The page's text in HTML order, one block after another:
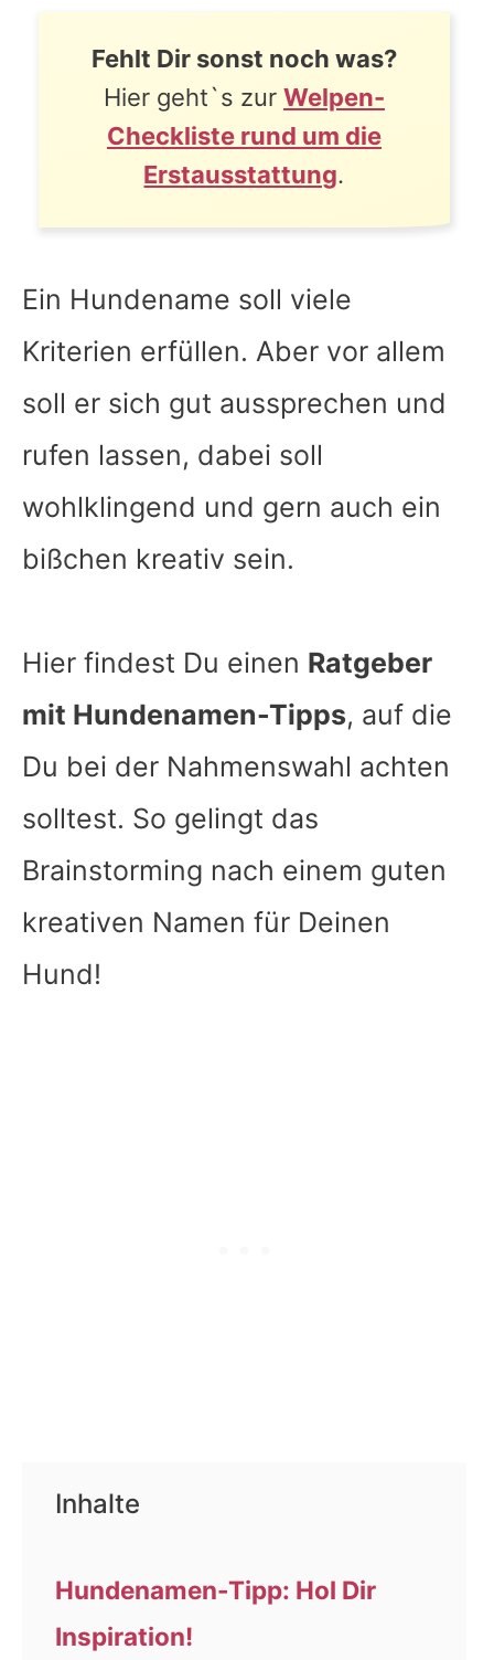
Fehlt Dir sonst noch was?
Hier geht`s zur Welpen-
Checkliste rund um die
Erstausstattung.
Ein Hundename soll viele
Kriterien erfüllen. Aber vor allem
soll er sich gut aussprechen und
rufen lassen, dabei soll
wohlklingend und gern auch ein
bißchen kreativ sein.
Hier findest Du einen Ratgeber
mit Hundenamen-Tipps, auf die
Du bei der Nahmenswahl achten
solltest. So gelingt das
Brainstorming nach einem guten
kreativen Namen für Deinen
Hund!
Inhalte
Hundenamen-Tipp: Hol Dir
Inspiration!